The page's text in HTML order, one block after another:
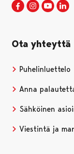
Porin
Avautuu
Porin
Avautuu
Ota yhteyttä
Puhelinluettelo
Anna
Sähköinen
Viestintä ja